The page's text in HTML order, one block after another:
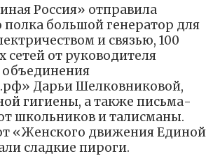
Россия» отправила
полка большой генератор для
и связью, 100
от руководителя
объединения
Дарьи Шелковниковой,
гигиены, а также письма-
школьников и талисманы.
«Женского движения Единой
сладкие пироги.